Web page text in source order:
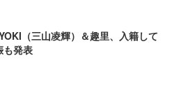
（三山凌輝）＆趣里、入籍して
も発表